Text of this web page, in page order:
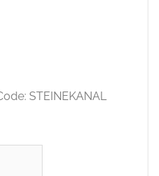
STEINEKANAL